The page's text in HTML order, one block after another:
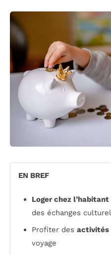
EN BREF
Loger chez l’habitant
des échanges
Profiter des activités
voyage